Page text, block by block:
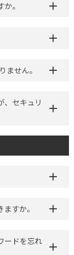
。
ません。
、セキュリ
すか。
ードを忘れ